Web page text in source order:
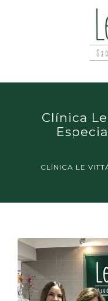
Clínica
CLÍNICA LE